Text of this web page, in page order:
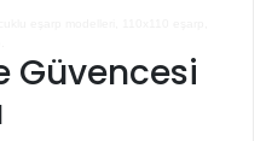
Güvencesi